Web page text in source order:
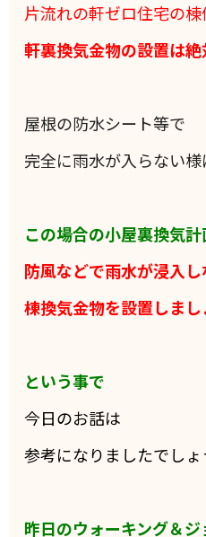
片流れの軒ゼロ住宅の棟
軒裏換気金物の設置は絶
屋根の防水シート等で
完全に雨水が入らない様
この場合の小屋裏換気
防風などで雨水が浸入し
棟換気金物を設置しまし
という事で
今日のお話は
参考になりましたでしょ
昨日のウォーキング＆